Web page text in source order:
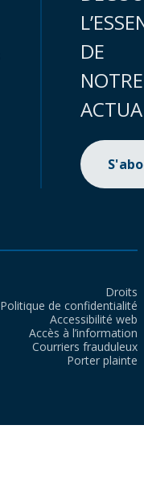
DE
NOTRE
Droits
Politique de confidentialité
Accessibilité web
Accès à l’information
Courriers frauduleux
Porter plainte